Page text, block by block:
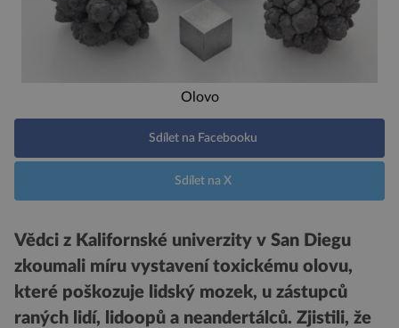
Olovo
Sdílet na Facebooku
Sdílet na X
Vědci z Kalifornské univerzity v San Diegu
zkoumali míru vystavení toxickému olovu,
které poškozuje lidský mozek, u zástupců
raných lidí, lidoopů a neandertálců. Zjistili, že